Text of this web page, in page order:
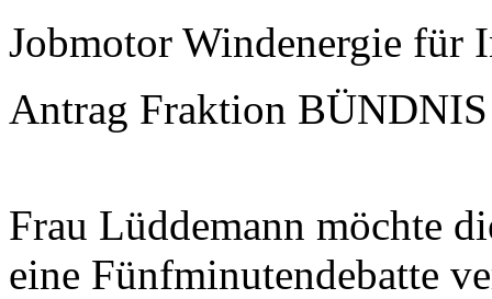
Jobmotor Windenergie für
Antrag Fraktion
Frau Lüddemann möchte
eine Fünfminutendebatte